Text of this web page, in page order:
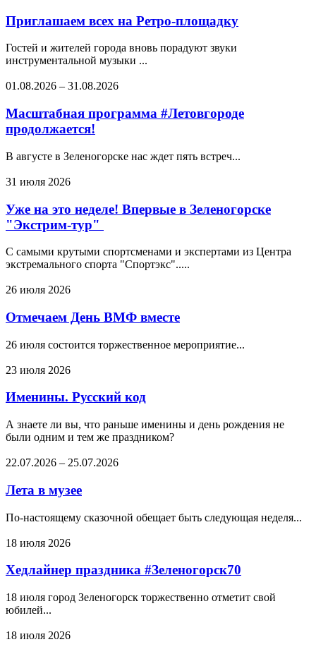
Приглашаем всех на Ретро-площадку
Гостей и жителей города вновь порадуют звуки
инструментальной музыки ...
01.08.2026 – 31.08.2026
Масштабная программа #Летовгороде
продолжается!
В августе в Зеленогорске нас ждет пять встреч...
31 июля 2026
Уже на это неделе! Впервые в Зеленогорске
"Экстрим-тур"
С самыми крутыми спортсменами и экспертами из Центра
экстремального спорта "Спортэкс".....
26 июля 2026
Отмечаем День ВМФ вместе
26 июля состоится торжественное мероприятие...
23 июля 2026
Именины. Русский код
А знаете ли вы, что раньше именины и день рождения не
были одним и тем же праздником?
22.07.2026 – 25.07.2026
Лета в музее
По-настоящему сказочной обещает быть следующая неделя...
18 июля 2026
Хедлайнер праздника #Зеленогорск70
18 июля город Зеленогорск торжественно отметит свой
юбилей...
18 июля 2026